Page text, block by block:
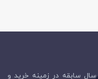
خانه سبز طالقان با بیش از 11 سال سابقه در زمینه خرید و